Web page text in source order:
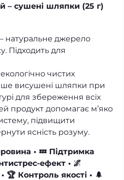
– сушені шляпки (25 г)
натуральне джерело
Підходить для
чистих
висушені шляпки при
для збереження всіх
продукт допомагає м’яко
підвищити
ясність розуму.
• 💤 Підтримка
ефект • 🌌
🏆 Контроль якості • 🌲